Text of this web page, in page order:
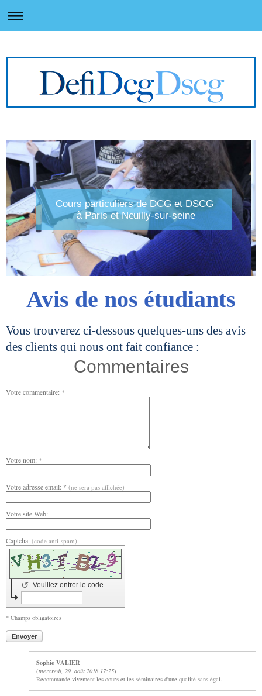
Cours particuliers de DCG et DSCG
à Paris et Neuilly-sur-seine
Avis de nos étudiants
Vous trouverez ci-dessous quelques-uns des avis
des clients qui nous ont fait confiance :
Commentaires
Votre commentaire: *
Votre nom: *
Votre adresse email: * (ne sera pas affichée)
Votre site Web:
Captcha: (code anti-spam)
Veuillez entrer le code.
↺
* Champs obligatoires
Envoyer
Sophie VALIER
(mercredi, 29. août 2018 17:25)
Recommande vivement les cours et les séminaires d'une qualité sans égal.